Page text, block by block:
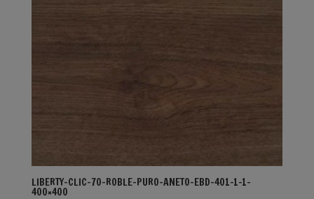
LIBERTY-CLIC-70-ROBLE-PURO-ANETO-EBD-401-1-1-
400×400